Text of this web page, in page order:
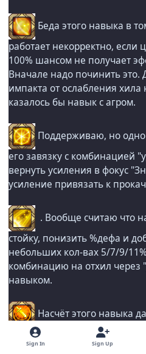
Беда этого навыка в
работает некорректно, если
100% шансом не получает
Вначале надо починить это.
импакта от ослабления хила
казалось бы навык с агром.
Поддерживаю, но одно
его завязку с комбинацией
вернуть усиления в фокус
усиление привязать к
. Вообще считаю что
стойку, понизить %дефа и
небольших кол-вах 5/7/9/
комбинацию на отхил через
навыком.
Насчёт этого навыка
пользовался крайне редко,
лучше о нём скажут те, кто
Sign In Sign Up